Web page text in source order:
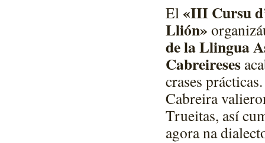
El «III Cursu
Llión»
de la Llingua
Cabreireses
crases
Cabreira
Trueitas, así
agora na